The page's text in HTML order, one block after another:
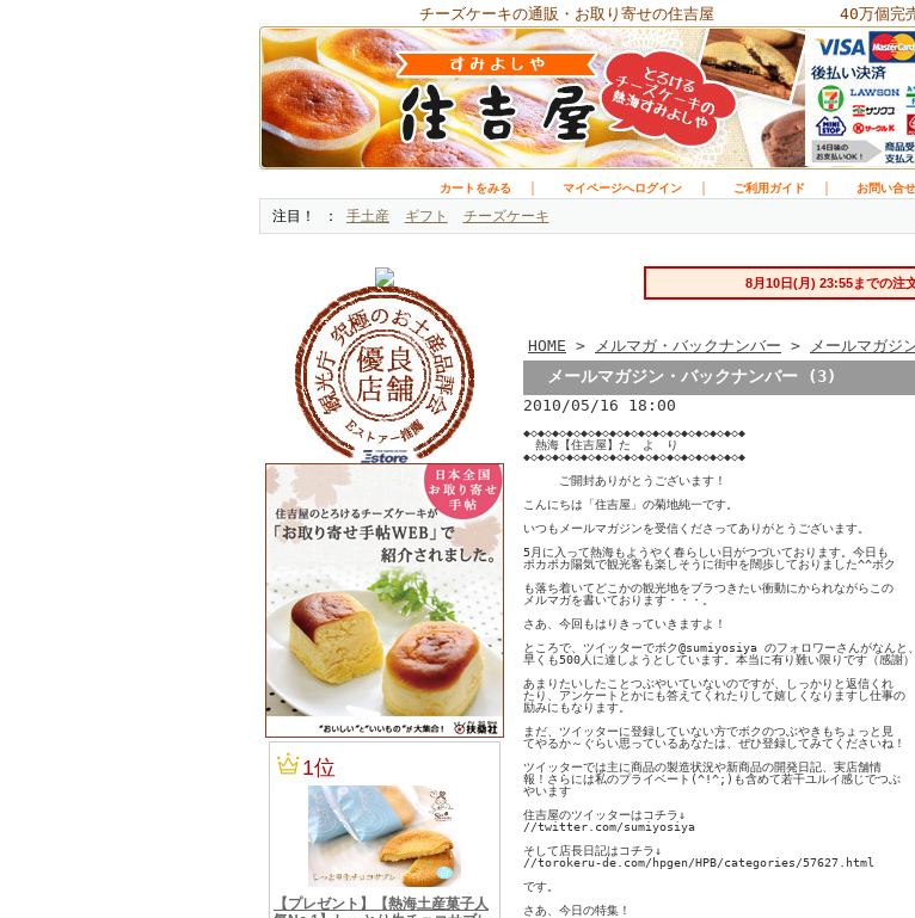
チーズケーキの通販・お取り寄せの住吉屋 40万個完
カートをみる マイページへログイン ご利用ガイド お問い合せ
注目！ 手土産 ギフト チーズケーキ
HOME > メルマガ・バックナンバー > メールマガジ
メールマガジン・バックナンバー (3)
2010/05/16 18:00
◆◇◆◇◆◇◆◇◆◇◆◇◆◇◆◇◆◇◆◇◆◇◆◇◆◇◆◇◆◇◆
熱海【住吉屋】た　よ　り
◆◇◆◇◆◇◆◇◆◇◆◇◆◇◆◇◆◇◆◇◆◇◆◇◆◇◆◇◆◇◆
ご開封ありがとうございます！
こんにちは「住吉屋」の菊地純一です。
いつもメールマガジンを受信くださってありがとうございます。
5月に入って熱海もようやく春らしい日がつづいております。今日も
ポカポカ陽気で観光客も楽しそうに街中を闊歩しておりました^^ボク
も落ち着いてどこかの観光地をブラつきたい衝動にかられながらこの
メルマガを書いております・・・。
さあ、今回もはりきっていきますよ！
ところで、ツイッターでボク@sumiyosiya のフォロワーさんがなんと、
早くも500人に達しようとしています。本当に有り難い限りです（感謝）
あまりたいしたことつぶやいていないのですが、しっかりと返信くれ
たり、アンケートとかにも答えてくれたりして嬉しくなりますし仕事の
励みにもなります。
まだ、ツイッターに登録していない方でボクのつぶやきもちょっと見
てやるか～ぐらい思っているあなたは、ぜひ登録してみてくださいね！
ツイッターでは主に商品の製造状況や新商品の開発日記、実店舗情
報！さらには私のプライベート(^!^;)も含めて若干ユルイ感じでつぶ
やいます
住吉屋のツイッターはコチラ↓
//twitter.com/sumiyosiya
そして店長日記はコチラ↓
//torokeru-de.com/hpgen/HPB/categories/57627.html
です。
さあ、今日の特集！